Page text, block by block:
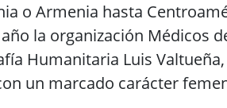
o Armenia hasta
la organización Médicos
Humanitaria Luis
un marcado carácter